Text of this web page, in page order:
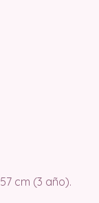
cm (3 año).